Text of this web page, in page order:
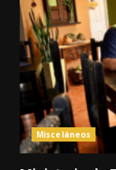
Misceláneos